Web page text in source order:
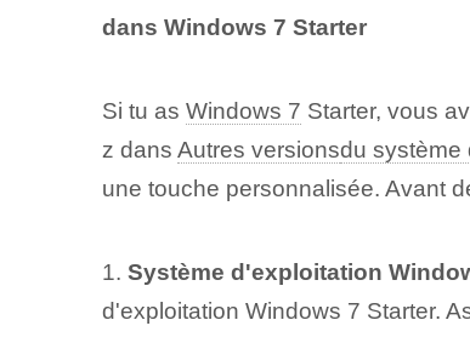
dans ‍Windows ​7​ Starter
Si tu as Windows 7 Starter, vous
z dans Autres versionsdu système
une touche personnalisée. Avant
1. Système d'exploitation
d'exploitation Windows 7 Starter.